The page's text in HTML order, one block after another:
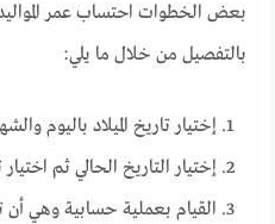
بعض الخطوات احتساب عمر
بالتفصيل من خلال ما يلي:
إختيار تاريخ الميلاد باليوم
إختيار التاريخ الحالي ثم
القيام بعملية حسابية وهي